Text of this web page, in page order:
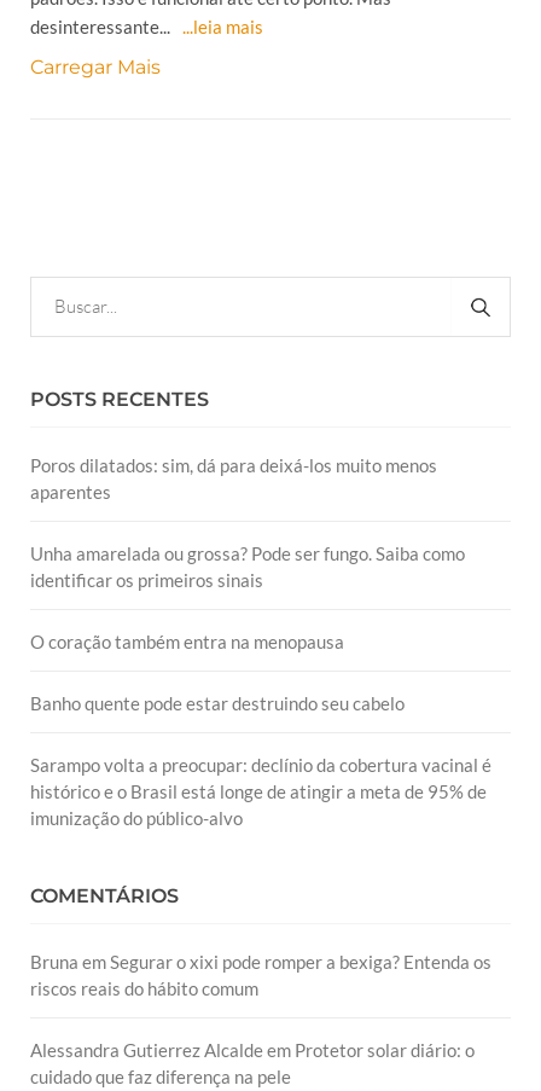
desinteressante... ...leia mais
Carregar Mais
POSTS RECENTES
Poros dilatados: sim, dá para deixá-los muito menos
aparentes
Unha amarelada ou grossa? Pode ser fungo. Saiba como
identificar os primeiros sinais
O coração também entra na menopausa
Banho quente pode estar destruindo seu cabelo
Sarampo volta a preocupar: declínio da cobertura vacinal é
histórico e o Brasil está longe de atingir a meta de 95% de
imunização do público-alvo
COMENTÁRIOS
Bruna emSegurar o xixi pode romper a bexiga? Entenda os
riscos reais do hábito comum
Alessandra Gutierrez Alcaldeem Protetor solar diário: o
cuidado que faz diferença na pele